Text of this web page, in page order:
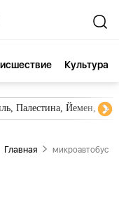
Культура
Палестина, Йемен,
Главная микроавтобус